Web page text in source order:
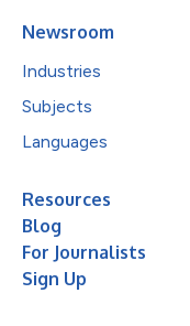
Newsroom
Industries
Subjects
Languages
Resources
Blog
For Journalists
Sign Up